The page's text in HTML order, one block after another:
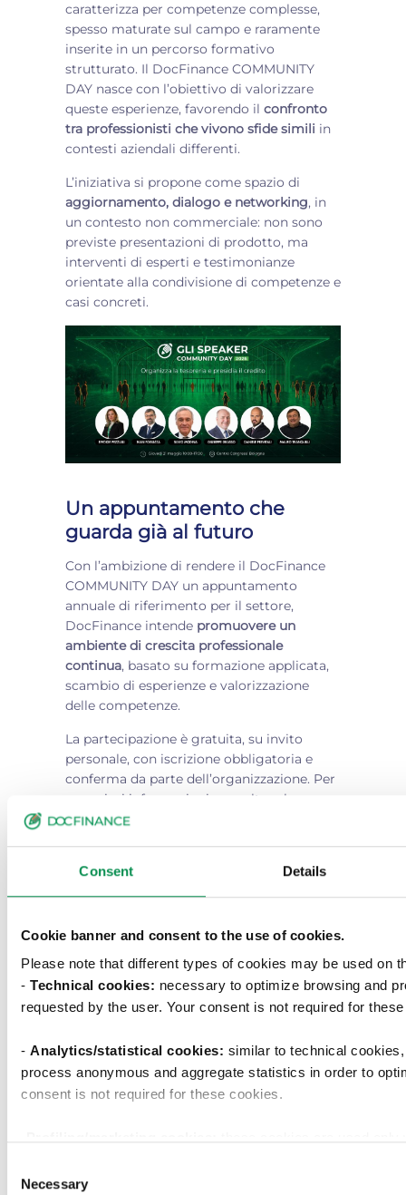
Consent Details
Cookie banner and consent to the use of cookies.
Please note that different types of cookies may be used on
- Technical cookies: necessary to optimize browsing and
requested by the user. Your consent is not required for
- Analytics/statistical cookies: similar to technical
process anonymous and aggregate statistics in order to
consent is not required for these cookies.
your preferences. We ask you to choose how profiling
Selection
Necessary
caratterizza per competenze complesse,
spesso maturate sul campo e raramente
inserite in un percorso formativo
strutturato. Il DocFinance COMMUNITY
DAY nasce con l’obiettivo di valorizzare
queste esperienze, favorendo il confronto
tra professionisti che vivono sfide simili in
contesti aziendali differenti.
L’iniziativa si propone come spazio di
aggiornamento, dialogo e networking, in
un contesto non commerciale: non sono
previste presentazioni di prodotto, ma
interventi di esperti e testimonianze
orientate alla condivisione di competenze e
casi concreti.
Un appuntamento che
guarda già al futuro
Con l’ambizione di rendere il DocFinance
COMMUNITY DAY un appuntamento
annuale di riferimento per il settore,
DocFinance intende promuovere un
ambiente di crescita professionale
continua, basato su formazione applicata,
scambio di esperienze e valorizzazione
delle competenze.
La partecipazione è gratuita, su invito
personale, con iscrizione obbligatoria e
conferma da parte dell’organizzazione. Per
maggiori informazioni consultare la
pagina dell'evento
Buona lettura